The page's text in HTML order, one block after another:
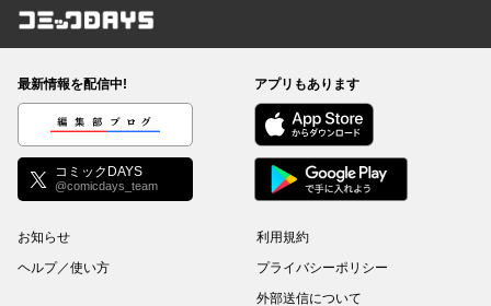
コミックDAYS
最新情報を配信中!
編集部ブログ
コミックDAYS
@comicdays_team
アプリもあります
お知らせ
ヘルプ／使い方
利用規約
プライバシーポリシー
外部送信について